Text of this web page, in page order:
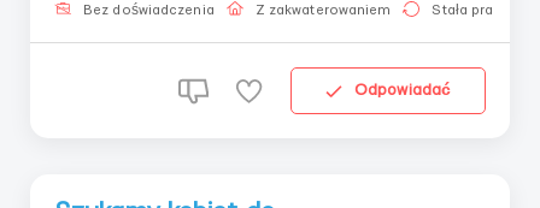
maszynyDruga bierze karton i kładzie go na
Bez doświadczenia Z zakwaterowaniem Stała praca
Odpowiadać